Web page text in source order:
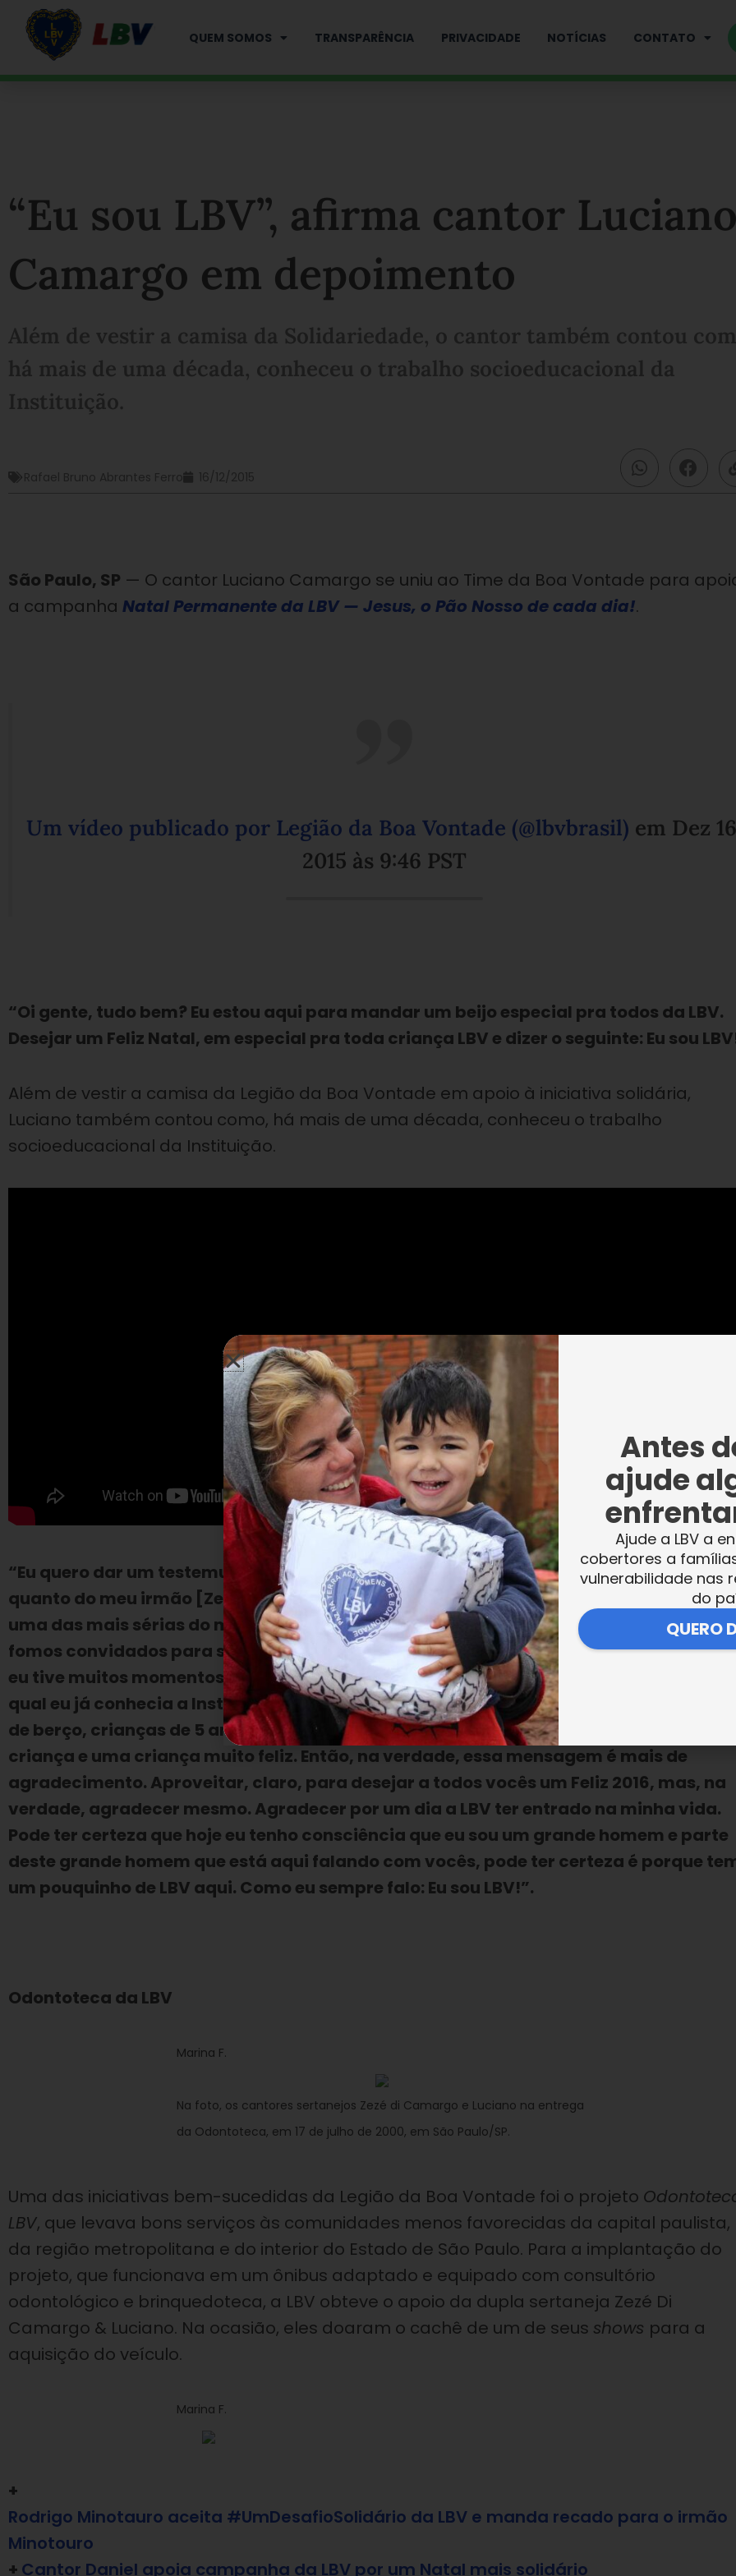
QUEM SOMOS TRANSPARÊNCIA PRIVACIDADE NOTÍCIAS CONTATO
“Eu sou LBV”, afirma cantor
Camargo em depoimento
Além de vestir a camisa da Solidariedade, o cantor também contou
há mais de uma década, conheceu o trabalho socioeducacional da
Instituição.
Rafael Bruno Abrantes Ferro 16/12/2015
São Paulo, SP — O cantor Luciano Camargo se uniu ao Time da Boa Vontade para
a campanha Natal Permanente da LBV — Jesus, o Pão Nosso de cada dia!.
Um vídeo publicado por Legião da Boa Vontade (@lbvbrasil) em Dez
2015 às 9:46 PST
“Oi gente, tudo bem? Eu estou aqui para mandar um beijo especial pra todos da LBV.
Desejar um Feliz Natal, em especial pra toda criança LBV e dizer o seguinte: Eu sou
Além de vestir a camisa da Legião da Boa Vontade em apoio à iniciativa solidária,
Luciano também contou como, há mais de uma década, conheceu o trabalho
socioeducacional da Instituição.
“Eu quero dar um testemunho e dizer um pouquinho da minha história, um tanto
quanto do meu irmão [Zezé di Camargo], com esta instituição que na minha opinião
uma das mais sérias do mundo. Alguns anos atrás, eu acho que uns 20 anos atrás,
fomos convidados para sermos padrinhos de uma Odontoteca da LBV. Na minha vida
eu tive muitos momentos felizes e memoráveis e esse dia foi uma tarde maravilhosa,
qual eu já conhecia a Instituição, mas nesse dia eu conheci todo um trabalho …
de berço, crianças de 5 anos, de 3 anos, todos brincando. Eu me tornei naquele dia
criança e uma criança muito feliz. Então, na verdade, essa mensagem é mais de
agradecimento. Aproveitar, claro, para desejar a todos vocês um Feliz 2016, mas, na
verdade, agradecer mesmo. Agradecer por um dia a LBV ter entrado na minha vida.
Pode ter certeza que hoje eu tenho consciência que eu sou um grande homem e parte
deste grande homem que está aqui falando com vocês, pode ter certeza é porque
um pouquinho de LBV aqui. Como eu sempre falo: Eu sou LBV!”.
Odontoteca da LBV
Marina F.
Na foto, os cantores sertanejos Zezé di Camargo e Luciano na entrega
da Odontoteca, em 17 de julho de 2000, em São Paulo/SP.
Uma das iniciativas bem-sucedidas da Legião da Boa Vontade foi o projeto
LBV, que levava bons serviços às comunidades menos favorecidas da capital paulista,
da região metropolitana e do interior do Estado de São Paulo. Para a implantação do
projeto, que funcionava em um ônibus adaptado e equipado com consultório
odontológico e brinquedoteca, a LBV obteve o apoio da dupla sertaneja Zezé Di
Camargo & Luciano. Na ocasião, eles doaram o cachê de um de seus shows para a
aquisição do veículo.
Marina F.
+
Rodrigo Minotauro aceita #UmDesafioSolidário da LBV e manda recado para o irmão
Minotouro
+ Cantor Daniel apoia campanha da LBV por um Natal mais solidário
Antes
ajude
Ajude a LBV a
cobertores a
vulnerabilidade nas
do
QUERO